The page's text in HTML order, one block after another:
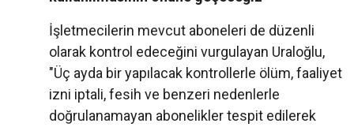
İşletmecilerin mevcut aboneleri de düzenli
olarak kontrol edeceğini vurgulayan Uraloğlu,
"Üç ayda bir yapılacak kontrollerle ölüm, faaliyet
izni iptali, fesih ve benzeri nedenlerle
doğrulanamayan abonelikler tespit edilerek